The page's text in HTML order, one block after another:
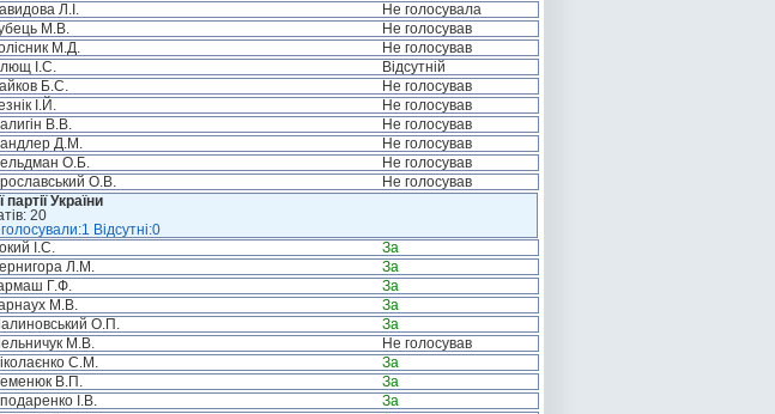
Л.І.
Не голосувала
М.В.
Не голосував
М.Д.
Не голосував
І.С.
Відсутній
Б.С.
Не голосував
І.Й.
Не голосував
В.В.
Не голосував
Д.М.
Не голосував
О.Б.
Не голосував
О.В.
Не голосував
України
20
Відсутні:0
І.С.
За
Л.М.
За
Г.Ф.
За
М.В.
За
О.П.
За
М.В.
Не голосував
С.М.
За
В.П.
За
І.В.
За